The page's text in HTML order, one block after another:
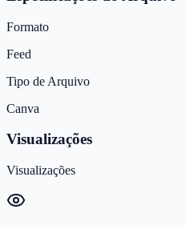
Formato
Feed
Tipo de Arquivo
Canva
Visualizações
Visualizações